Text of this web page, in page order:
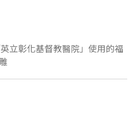
立彰化基督教醫院」使用的福